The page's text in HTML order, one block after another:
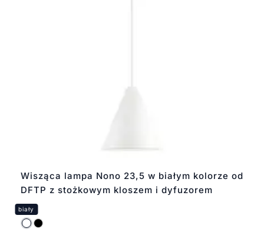
Wisząca lampa Nono 23,5 w białym kolorze od
DFTP z stożkowym kloszem i dyfuzorem